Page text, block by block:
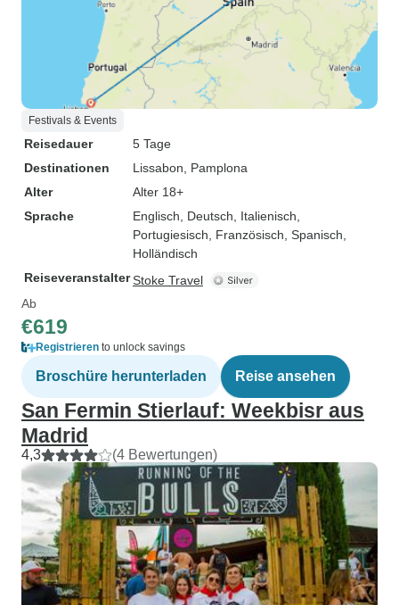
Festivals & Events
Reisedauer
5 Tage
Destinationen
Lissabon , Pamplona
Alter
Alter 18+
Sprache
Englisch, Deutsch, Italienisch,
Portugiesisch, Französisch, Spanisch,
Holländisch
ReiseveranstalterStoke Travel
Ab
€619
Registrieren to unlock savings
Broschüre herunterladen Reise ansehen
San Fermin Stierlauf: Weekbisr aus
Madrid
4,3 (4 Bewertungen)